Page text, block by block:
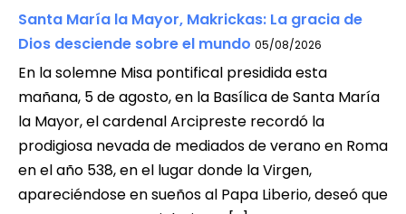
Santa María la Mayor, Makrickas: La gracia de
Dios desciende sobre el mundo 05/08/2026
En la solemne Misa pontifical presidida esta
mañana, 5 de agosto, en la Basílica de Santa María
la Mayor, el cardenal Arcipreste recordó la
prodigiosa nevada de mediados de verano en Roma
en el año 538, en el lugar donde la Virgen,
apareciéndose en sueños al Papa Liberio, deseó que